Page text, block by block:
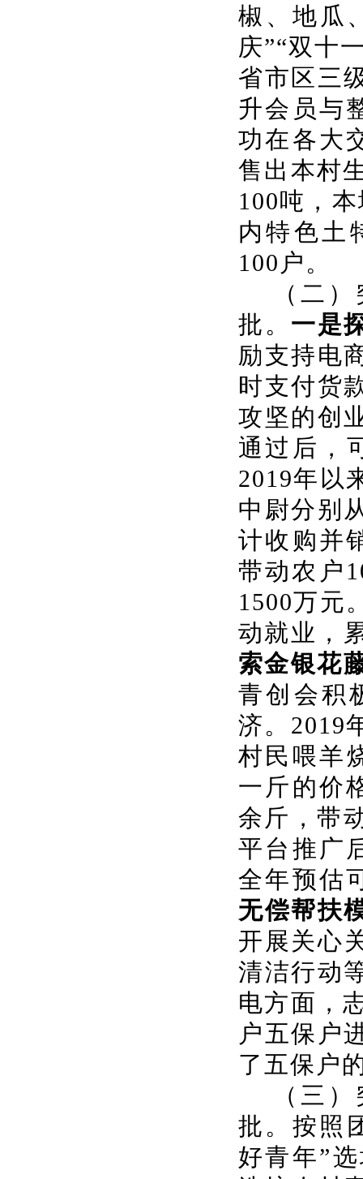
椒、地瓜
庆”“双十
省市区三
升会员与
功在各大
售出本村
100吨，
内特色土
100户。
（二
批。 一是
励支持电
时支付货
攻坚的创
通过后，
2019年以
中尉分别
计收购并
带动农户
1500万元
动就业，
索金银花
青创会积
济。2019
村民喂羊
一斤的价
余斤，带
平台推广
全年预估
无偿帮扶
开展关心
清洁行动
电方面，
户五保户
了五保户
（三
批。按照
好青年”